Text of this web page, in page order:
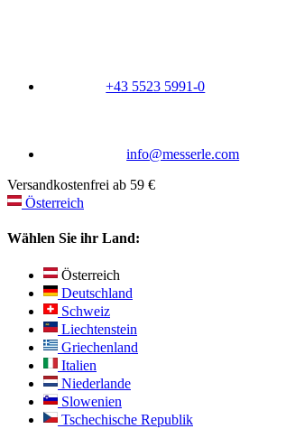
+43 5523 5991-0
info@messerle.com
Versandkostenfrei ab 59 €
Österreich
Wählen Sie ihr Land:
Österreich
Deutschland
Schweiz
Liechtenstein
Griechenland
Italien
Niederlande
Slowenien
Tschechische Republik